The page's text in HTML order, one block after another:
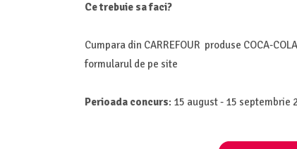
Ce trebuie sa faci?
Cumpara din CARREFOUR produse COCA-
formularul de pe site
Perioada concurs: 15 august - 15 septembrie